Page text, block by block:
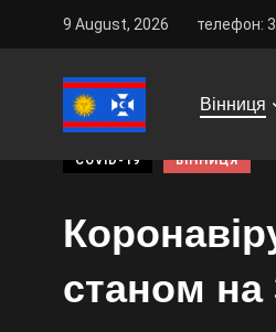
9 August, 2026 телефон:
Вінниця
Vinnitsa Best News /
COVID-19 ВІННИЦЯ
станом на